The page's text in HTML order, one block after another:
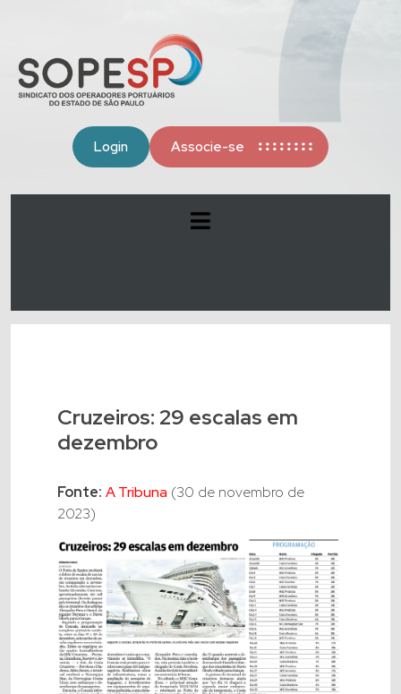
Login Associe-se
Cruzeiros: 29 escalas em
dezembro
Fonte: A Tribuna (30 de novembro de
2023)